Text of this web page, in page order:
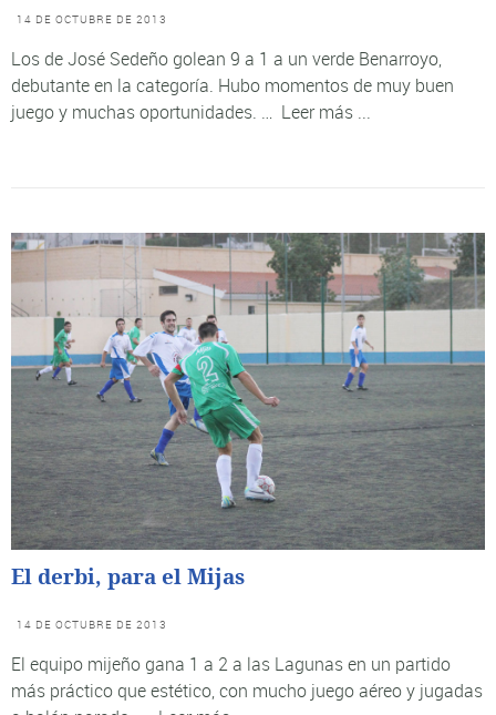
14 DE OCTUBRE DE 2013
Los de José Sedeño golean 9 a 1 a un verde Benarroyo,
debutante en la categoría. Hubo momentos de muy buen
juego y muchas oportunidades. … Leer más ...
El derbi, para el Mijas
14 DE OCTUBRE DE 2013
El equipo mijeño gana 1 a 2 a las Lagunas en un partido
más práctico que estético, con mucho juego aéreo y jugadas